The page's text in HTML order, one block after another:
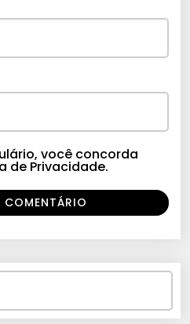
você concorda
de Privacidade.